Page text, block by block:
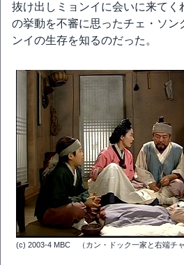
抜け出しミョンイに会いに来てく
の挙動を不審に思ったチェ・ソン
ンイの生存を知るのだった。
(c) 2003-4 MBC （カン・ドック一家と右端チャ